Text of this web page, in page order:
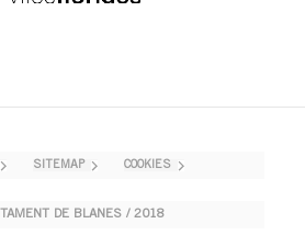
SITEMAP COOKIES
DE BLANES / 2018